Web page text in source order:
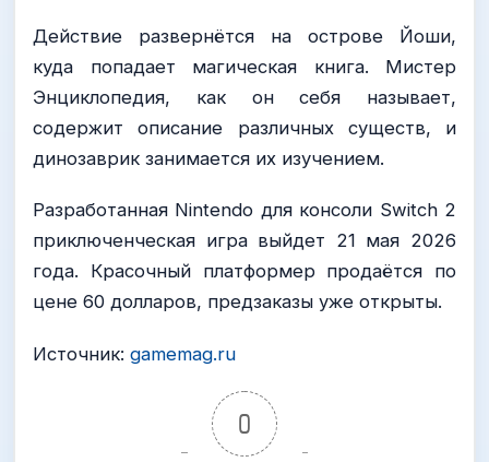
Действие развернётся на острове Йоши,
куда попадает магическая книга. Мистер
Энциклопедия, как он себя называет,
содержит описание различных существ, и
динозаврик занимается их изучением.
Разработанная Nintendo для консоли Switch 2
приключенческая игра выйдет 21 мая 2026
года. Красочный платформер продаётся по
цене 60 долларов, предзаказы уже открыты.
Источник: gamemag.ru
0